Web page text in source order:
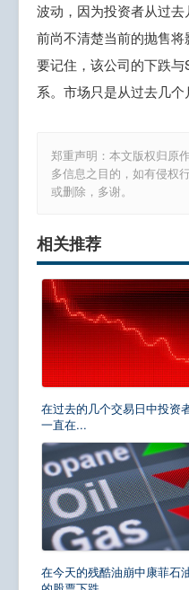
波动，因为投资者从过
前尚不清楚当前的抛售
要记住，该公司的下跌
系。市场只是从过去几个
郑重声明：本文版权归原
多信息之目的，如有侵权
或删除，多谢。
相关推荐
在过去的几个交易日中投资
一直在...
在今天的残酷油崩中康菲石